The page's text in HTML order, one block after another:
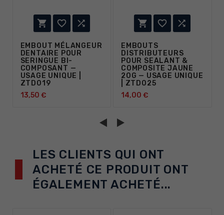
  
EMBOUT MÉLANGEUR
DENTAIRE POUR
SERINGUE BI-
COMPOSANT —
USAGE UNIQUE |
ZTD019
13,50 €
  
EMBOUTS
DISTRIBUTEURS
POUR SEALANT &
COMPOSITE JAUNE
20G — USAGE UNIQUE
| ZTD025
14,00 €
LES CLIENTS QUI ONT
ACHETÉ CE PRODUIT ONT
ÉGALEMENT ACHETÉ...